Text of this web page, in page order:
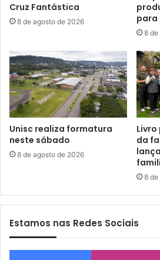
Cruz Fantástica
8 de agosto de 2026
para
8 de
Unisc realiza formatura
neste sábado
8 de agosto de 2026
da
8 de
Estamos nas Redes Sociais